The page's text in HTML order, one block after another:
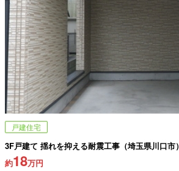
戸建住宅
3F戸建て 揺れを抑える耐震工事（埼玉県川口市）
約18万円